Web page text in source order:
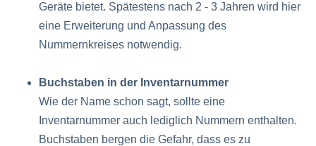
Geräte bietet. Spätestens nach 2 - 3 Jahren wird hier
eine Erweiterung und Anpassung des
Nummernkreises notwendig.
Buchstaben in der Inventarnummer
Wie der Name schon sagt, sollte eine
Inventarnummer auch lediglich Nummern enthalten.
Buchstaben bergen die Gefahr, dass es zu